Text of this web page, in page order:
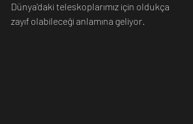
Dünya'daki teleskoplarımız için oldukça
zayıf olabileceği anlamına geliyor.